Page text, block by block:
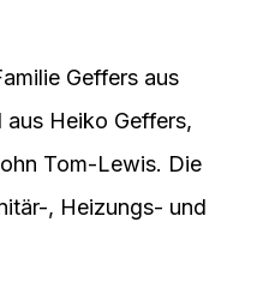
Geffers aus
Heiko Geffers,
Tom-Lewis. Die
, Heizungs- und